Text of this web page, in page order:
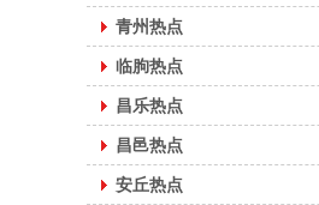
青州热点
临朐热点
昌乐热点
昌邑热点
安丘热点